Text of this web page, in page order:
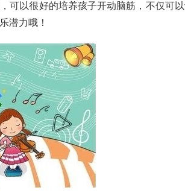
可以很好的培养孩子开动脑筋，不仅可
潜力哦！